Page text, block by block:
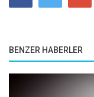
BENZER HABERLER